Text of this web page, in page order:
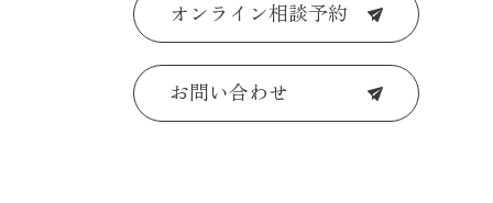
オンライン相談予約
お問い合わせ